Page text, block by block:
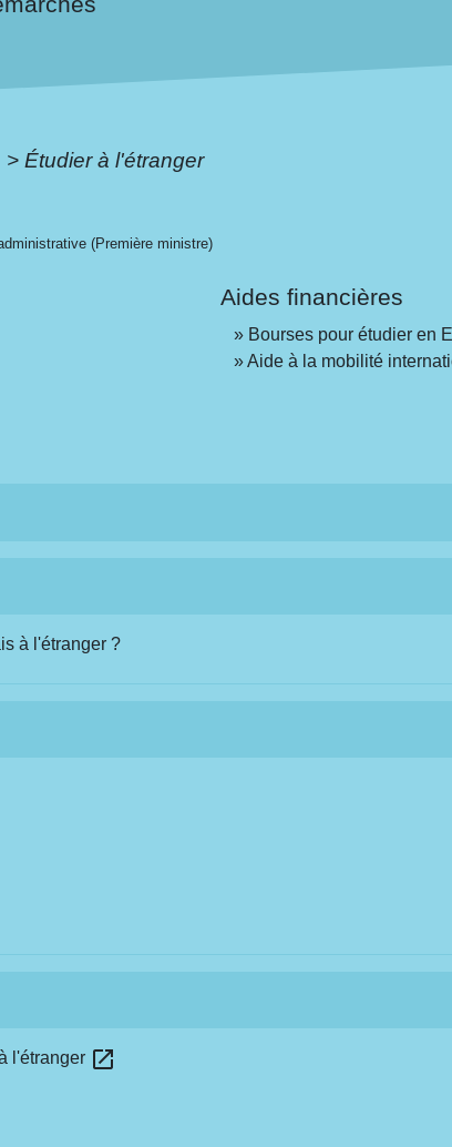
> Étudier à l'étranger
(Première ministre)
Aides financières
Bourses pour étudier en
Aide à la mobilité
à l'étranger ?
l'étranger open_in_new